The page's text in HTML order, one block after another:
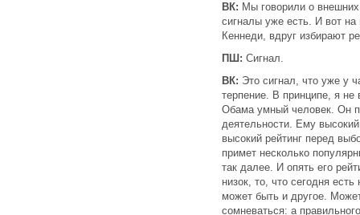
ВК: Мы говорили о
сигналы уже есть. И вот на
Кеннеди, вдруг избирают
ПШ: Сигнал.
ВК: Это сигнал, что уже у
терпение. В принципе, я
Обама умный человек. Он
деятельности. Ему
высокий рейтинг перед
примет несколько
так далее. И опять его
низок, то, что сегодня
может быть и другое.
сомневаться: а